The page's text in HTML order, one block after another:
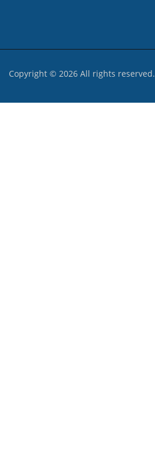
Copyright © 2026 All rights reserved.